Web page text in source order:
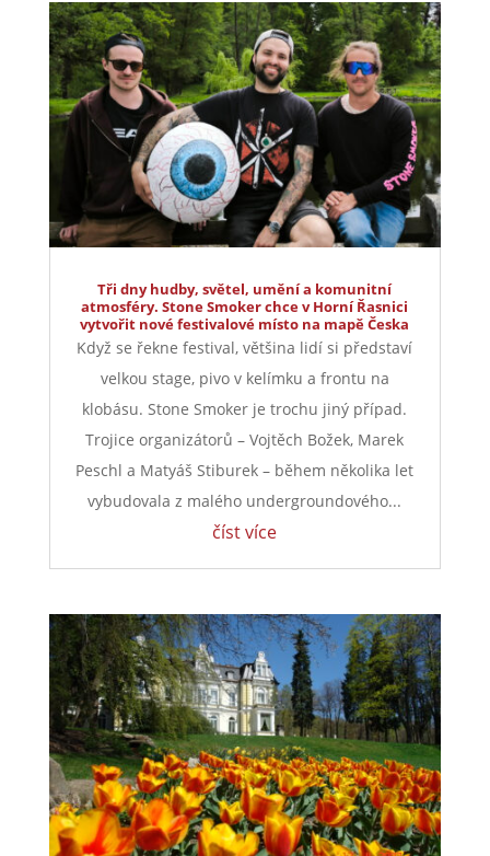
Tři dny hudby, světel, umění a komunitní
atmosféry. Stone Smoker chce v Horní Řasnici
vytvořit nové festivalové místo na mapě Česka
Když se řekne festival, většina lidí si představí
velkou stage, pivo v kelímku a frontu na
klobásu. Stone Smoker je trochu jiný případ.
Trojice organizátorů – Vojtěch Božek, Marek
Peschl a Matyáš Stiburek – během několika let
vybudovala z malého undergroundového...
číst více